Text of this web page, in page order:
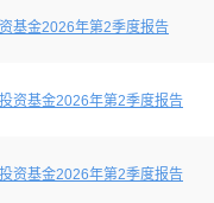
基金2026年第2季度报告
资基金2026年第2季度报告
资基金2026年第2季度报告